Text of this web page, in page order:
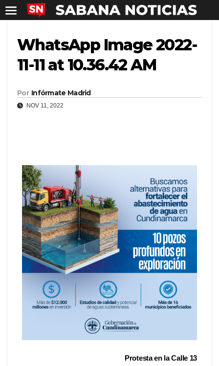
WhatsApp Image 2022-
11-11 at 10.36.42 AM
Por Infórmate Madrid
NOV 11, 2022
Protesta en la Calle 13